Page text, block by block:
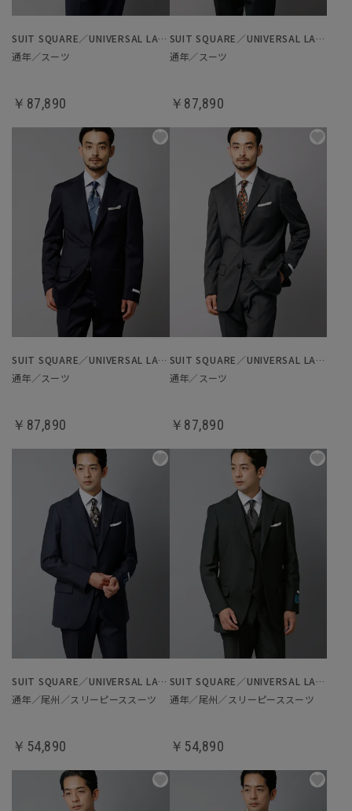
SUIT SQUARE／UNIVERSAL LANGUAGE
通年／スーツ
￥87,890
SUIT SQUARE／UNIVERSAL LANGUAGE
通年／スーツ
￥87,890
SUIT SQUARE／UNIVERSAL LANGUAGE
通年／スーツ
￥87,890
SUIT SQUARE／UNIVERSAL LANGUAGE
通年／スーツ
￥87,890
SUIT SQUARE／UNIVERSAL LANGUAGE
通年／尾州／スリーピーススーツ
￥54,890
SUIT SQUARE／UNIVERSAL LANGUAGE
通年／尾州／スリーピーススーツ
￥54,890